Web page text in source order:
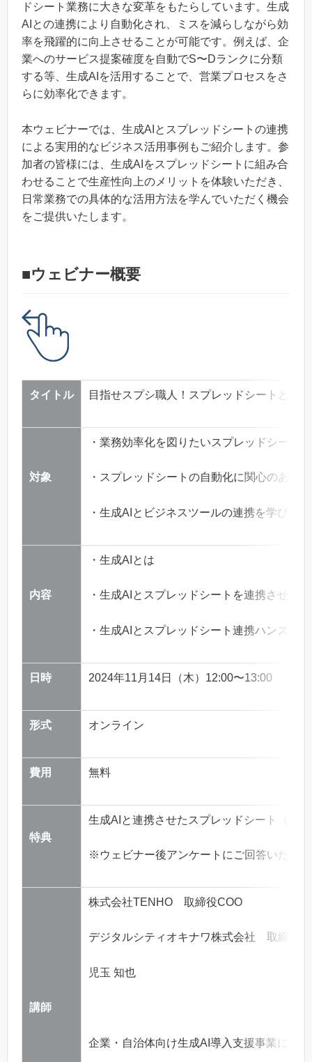
ドシート業務に大きな変革をもたらしています。生成
AIとの連携により自動化され、ミスを減らしながら効
率を飛躍的に向上させることが可能です。例えば、企
業へのサービス提案確度を自動でS〜Dランクに分類
する等、生成AIを活用することで、営業プロセスをさ
らに効率化できます。
本ウェビナーでは、生成AIとスプレッドシートの連携
による実用的なビジネス活用事例もご紹介します。参
加者の皆様には、生成AIをスプレッドシートに組み合
わせることで生産性向上のメリットを体験いただき、
日常業務での具体的な活用方法を学んでいただく機会
をご提供いたします。
■ウェビナー概要
タイトル 目指せスプシ職人！スプレッドシートと
対象
・業務効率化を図りたいスプレッドシート
・スプレッドシートの自動化に関心のある方
・生成AIとビジネスツールの連携を学びた
内容
・生成AIとは
・生成AIとスプレッドシートを連携させた
・生成AIとスプレッドシート連携ハンズオン
日時 2024年11月14日（木）12:00〜13:00
形式 オンライン
費用 無料
特典
生成AIと連携させたスプレッドシート（サ
※ウェビナー後アンケートにご回答いただ
講師
株式会社TENHO 取締役COO
デジタルシティオキナワ株式会社 取締役
児玉 知也
企業・自治体向け生成AI導入支援事業にお